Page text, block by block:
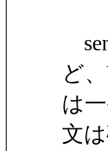
ど
は
文